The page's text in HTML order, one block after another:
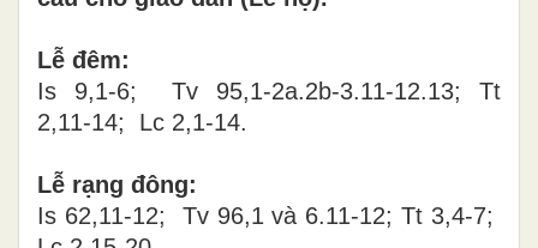
Lễ đêm:
Is 9,1-6; Tv 95,1-2a.2b-3.11-12.13; Tt
2,11-14; Lc 2,1-14.
Lễ rạng đông:
Is 62,11-12; Tv 96,1 và 6.11-12; Tt 3,4-7;